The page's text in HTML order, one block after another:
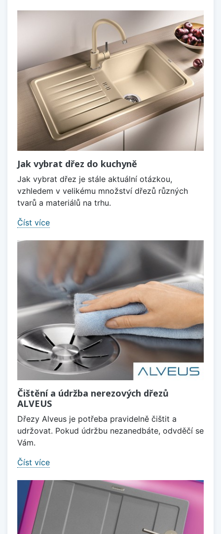
Jak vybrat dřez do kuchyně
Jak vybrat dřez je stále aktuální otázkou,
vzhledem v velikému množství dřezů různých
tvarů a materiálů na trhu.
Číst více
Čištění a údržba nerezových dřezů
ALVEUS
Dřezy Alveus je potřeba pravidelně čištit a
udržovat. Pokud údržbu nezanedbáte, odvděčí se
Vám.
Číst více